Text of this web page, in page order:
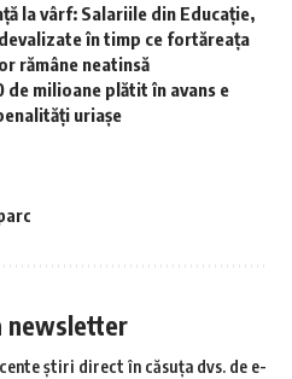
la vârf: Salariile din Educație,
în timp ce fortăreața
rămâne neatinsă
milioane plătit în avans e
uriașe
newsletter
știri direct în căsuța dvs. de e-